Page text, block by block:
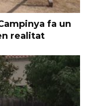
fa un
realitat